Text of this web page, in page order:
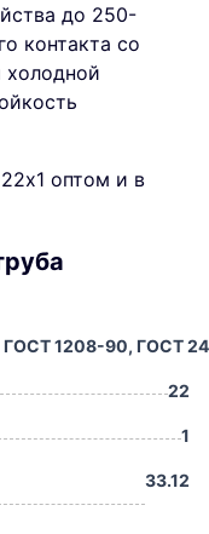
до 250-
контакта со
оптом и в
1208-90, ГОСТ
22
1
33.12